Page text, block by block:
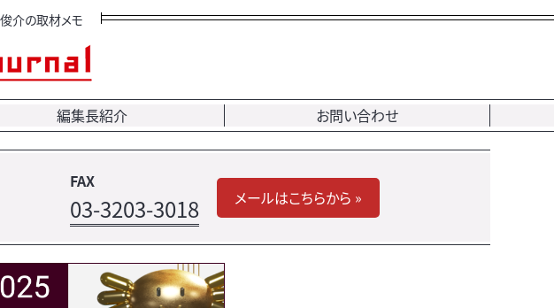
介の取材メモ
編集長紹介 お問い合わせ
FAX
03-3203-3018 メールはこちらから »